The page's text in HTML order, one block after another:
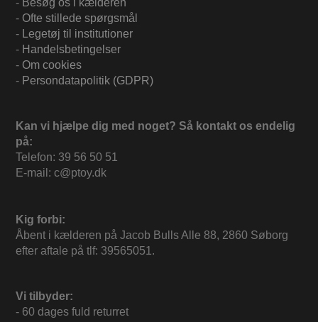
- Besøg os i kælderen
- Ofte stillede spørgsmål
- Legetøj til institutioner
- Handelsbetingelser
- Om cookies
- Persondatapolitik (GDPR)
Kan vi hjælpe dig med noget? Så kontakt os endelig
på:
Telefon: 39 56 50 51
E-mail: c@ptoy.dk
Kig forbi:
Åbent i kælderen på Jacob Bulls Alle 88, 2860 Søborg
efter aftale på tlf: 39565051.
Vi tilbyder:
- 60 dages fuld returret